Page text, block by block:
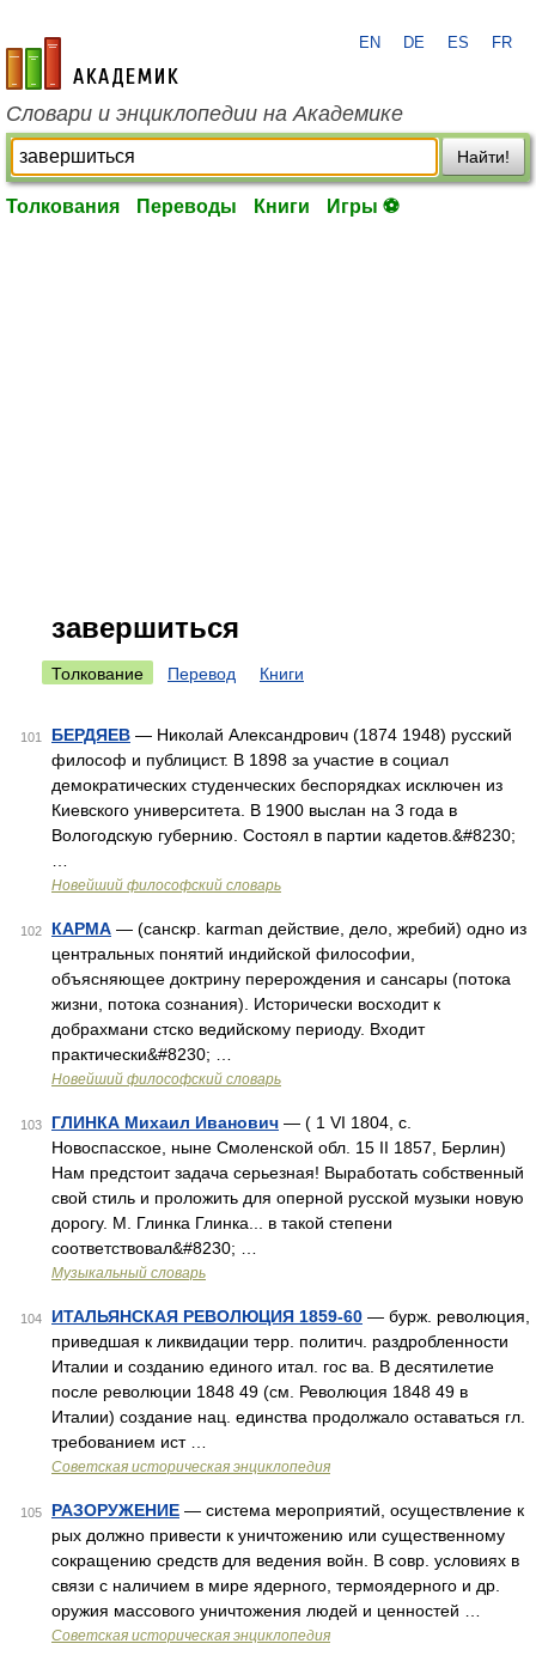
academic.ru
EN DE ES FR
Словари и энциклопедии на Академике
Найти!
Толкования Переводы Книги Игры ⚽
завершиться
Толкование Перевод Книги
101 БЕРДЯЕВ — Николай Александрович (1874 1948) русский
философ и публицист. В 1898 за участие в социал
демократических студенческих беспорядках исключен из
Киевского университета. В 1900 выслан на 3 года в
Вологодскую губернию. Состоял в партии кадетов.&#8230;
Новейший философский словарь
102 КАРМА — (санскр. karman действие, дело, жребий) одно из
центральных понятий индийской философии,
объясняющее доктрину перерождения и сансары (потока
жизни, потока сознания). Исторически восходит к
добрахмани стско ведийскому периоду. Входит
практически&#8230; …
Новейший философский словарь
103 ГЛИНКА Михаил Иванович — ( 1 VI 1804, с.
Новоспасское, ныне Смоленской обл. 15 II 1857, Берлин)
Нам предстоит задача серьезная! Выработать собственный
свой стиль и проложить для оперной русской музыки новую
дорогу. М. Глинка Глинка... в такой степени
соответствовал&#8230; …
Музыкальный словарь
104 ИТАЛЬЯНСКАЯ РЕВОЛЮЦИЯ 1859-60 — бурж. революция,
приведшая к ликвидации терр. политич. раздробленности
Италии и созданию единого итал. гос ва. В десятилетие
после революции 1848 49 (см. Революция 1848 49 в
Италии) создание нац. единства продолжало оставаться гл.
требованием ист …
Советская историческая энциклопедия
105 РАЗОРУЖЕНИЕ — система мероприятий, осуществление к
рых должно привести к уничтожению или существенному
сокращению средств для ведения войн. В совр. условиях в
связи с наличием в мире ядерного, термоядерного и др.
оружия массового уничтожения людей и ценностей …
Советская историческая энциклопедия